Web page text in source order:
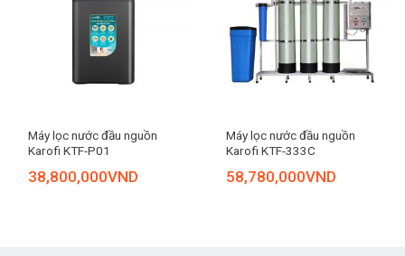
Máy lọc nước đầu nguồn
Karofi KTF-P01
38,800,000VND
Máy lọc nước đầu nguồn
Karofi KTF-333C
58,780,000VND